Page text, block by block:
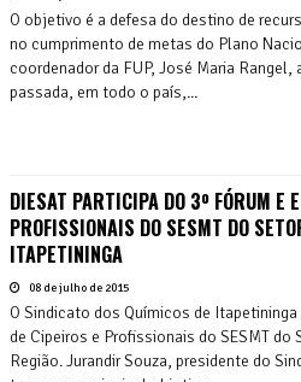
O objetivo é a defesa do destino de
no cumprimento de metas do Plano
coordenador da FUP, José Maria
passada, em todo o país,...
DIESAT PARTICIPA DO 3º FÓRUM E
PROFISSIONAIS DO SESMT DO
ITAPETININGA
08 de julho de 2015
O Sindicato dos Químicos de
de Cipeiros e Profissionais do SESMT
Região. Jurandir Souza, presidente do